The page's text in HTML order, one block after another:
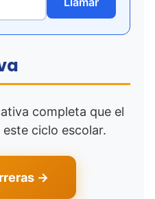
completa que el
ciclo escolar.
→